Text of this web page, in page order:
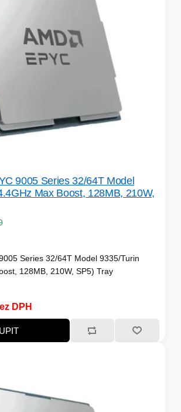
9005 Series 32/64T Model
Max Boost, 128MB, 210W,
Series 32/64T Model 9335/Turin
128MB, 210W, SP5) Tray
DPH